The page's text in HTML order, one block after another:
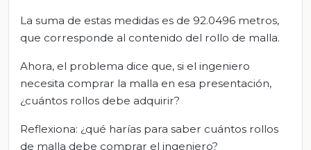
La suma de estas medidas es de 92.0496 metros,
que corresponde al contenido del rollo de malla.
Ahora, el problema dice que, si el ingeniero
necesita comprar la malla en esa presentación,
¿cuántos rollos debe adquirir?
Reflexiona: ¿qué harías para saber cuántos rollos
de malla debe comprar el ingeniero?